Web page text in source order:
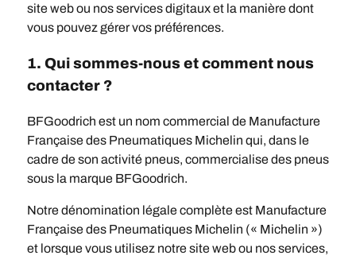
site web ou nos services digitaux et la manière dont
vous pouvez gérer vos préférences.
1. Qui sommes-nous et comment nous
contacter ?
BFGoodrich est un nom commercial de Manufacture
Française des Pneumatiques Michelin qui, dans le
cadre de son activité pneus, commercialise des pneus
sous la marque BFGoodrich.
Notre dénomination légale complète est Manufacture
Française des Pneumatiques Michelin (« Michelin »)
et lorsque vous utilisez notre site web ou nos services,